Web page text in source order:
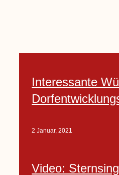
Interessante
2 Januar, 2021
Video: